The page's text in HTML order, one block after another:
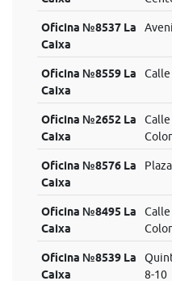
Oficina №8537 La
Caixa
Oficina №8559 La
Caixa
Calle
Oficina №2652 La
Caixa
Oficina №8576 La
Caixa
Oficina №8495 La
Caixa
Oficina №8539 La
Caixa
8-10